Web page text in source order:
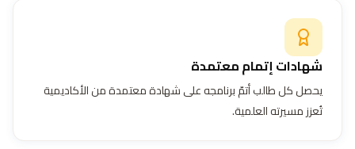
شهادات إتمام معتمدة
يحصل كل طالب أتمّ برنامجه على شهادة معتمدة من الأكاديمية
تُعزز مسيرته العلمية.